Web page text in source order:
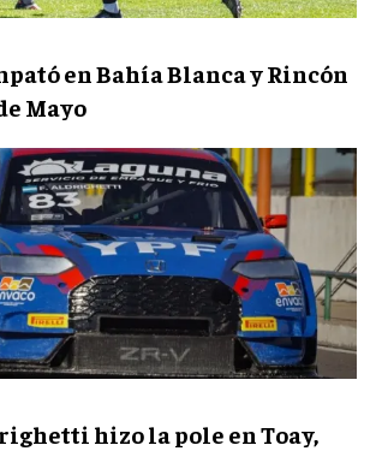
en Bahía Blanca y Rincón
Mayo
hizo la pole en Toay,